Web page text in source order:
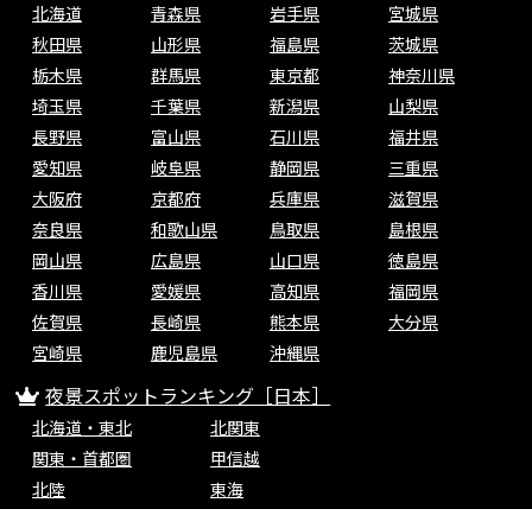
北海道 青森県 岩手県
宮城県
秋田県
山形県 福島県
茨城県
栃木県
群馬県 東京都
神奈川県
埼玉県
千葉県 新潟県
山梨県
長野県
富山県 石川県
福井県
愛知県
岐阜県 静岡県
三重県
大阪府
京都府 兵庫県
滋賀県
奈良県
和歌山県 鳥取県
島根県
岡山県
広島県 山口県
徳島県
香川県
愛媛県 高知県
福岡県
佐賀県
長崎県 熊本県
大分県
宮崎県
鹿児島県 沖縄県
夜景スポットランキング［日本］
北海道・東北
北関東
関東・首都圏
甲信越
北陸
東海